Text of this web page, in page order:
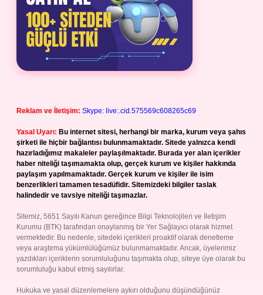
Reklam ve İletişim: Skype: live:.cid.575569c608265c69
Yasal Uyarı: Bu internet sitesi, herhangi bir marka, kurum veya şahıs
şirketi ile hiçbir bağlantısı bulunmamaktadır. Sitede yalnızca kendi
hazırladığımız makaleler paylaşılmaktadır. Burada yer alan içerikler
haber niteliği taşımamakta olup, gerçek kurum ve kişiler hakkında
paylaşım yapılmamaktadır. Gerçek kurum ve kişiler ile isim
benzerlikleri tamamen tesadüfidir. Sitemizdeki bilgiler taslak
halindedir ve tavsiye niteliği taşımazlar.
Sitemiz, 5651 Sayılı Kanun gereğince Bilgi Teknolojileri ve İletişim
Kurumu (BTK) tarafından onaylanmış bir Yer Sağlayıcı olarak hizmet
vermektedir. Bu nedenle, sitedeki içerikleri proaktif olarak denetleme
veya araştırma yükümlülüğümüz bulunmamaktadır. Ancak, üyelerimiz
yazdıkları içeriklerin sorumluluğunu taşımakta olup, siteye üye olarak bu
sorumluluğu kabul etmiş sayılırlar.
Hukuka ve yasal düzenlemelere aykırı olduğunu düşündüğünüz